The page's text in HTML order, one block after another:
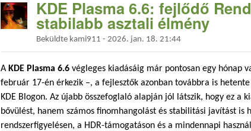
KDE Plasma 6.6: fejlődő
stabilabb asztali élmény
Beküldte kami911 - 2026. jan. 18. 21:44
A KDE Plasma 6.6 végleges kiadásáig már pontosan egy hónap
február 17-én érkezik –, a fejlesztők azonban továbbra is
KDE Blogon. Az újabb összefoglaló alapján jól látszik, hogy ez a
bővülést, hanem számos finomhangolást és stabilitási javítást is
rendszerfigyelésen, a HDR-támogatáson és a mindennapi